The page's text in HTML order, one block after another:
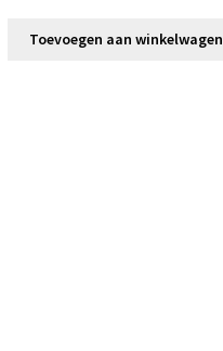
Toevoegen aan winkelwagen